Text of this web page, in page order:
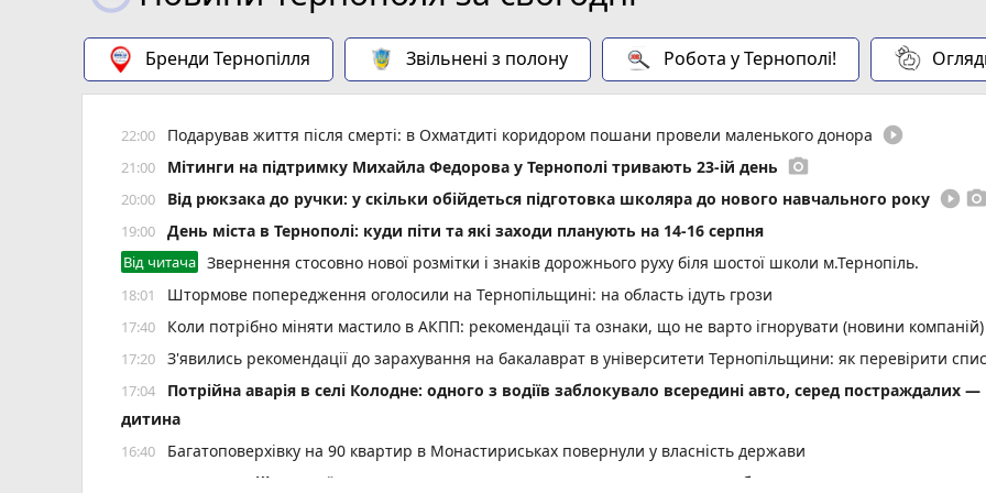
Бренди Тернопілля Звільнені з полону Робота у Тернополі!
22:00 Подарував життя після смерті: в Охматдиті коридором пошани провели маленького донора play_circle_filled
21:00 Мітинги на підтримку Михайла Федорова у Тернополі тривають 23-ій день photo_camera
20:00 Від рюкзака до ручки: у скільки обійдеться підготовка школяра до нового навчального року play_circle_filled photo_camera
19:00 День міста в Тернополі: куди піти та які заходи планують на 14-16 серпня
Від читача Звернення стосовно нової розмітки і знаків дорожнього руху біля шостої школи м.Тернопіль.
18:01 Штормове попередження оголосили на Тернопільщині: на область ідуть грози
17:40 Коли потрібно міняти мастило в АКПП: рекомендації та ознаки, що не варто ігнорувати (новини компаній)
17:20 З'явились рекомендації до зарахування на бакалаврат в університети Тернопільщини: як перевірити
17:04
Потрійна аварія в селі Колодне: одного з водіїв заблокувало всередині авто, серед постраждалих —
дитина
16:40 Багатоповерхівку на 90 квартир в Монастириськах повернули у власність держави
Культура військової справи: що варто знати перед вступом (пресслужба)